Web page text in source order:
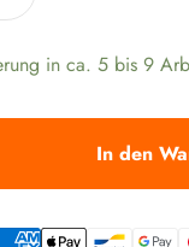
in ca. 5 bis 9
In den